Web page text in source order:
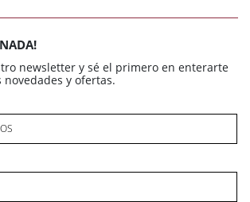
newsletter y sé el primero en enterarte
y ofertas.